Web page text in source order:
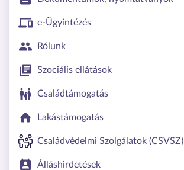
e-Ügyintézés
Rólunk
Szociális ellátások
Családtámogatás
Lakástámogatás
Családvédelmi Szolgálatok (CSVSZ)
Álláshirdetések